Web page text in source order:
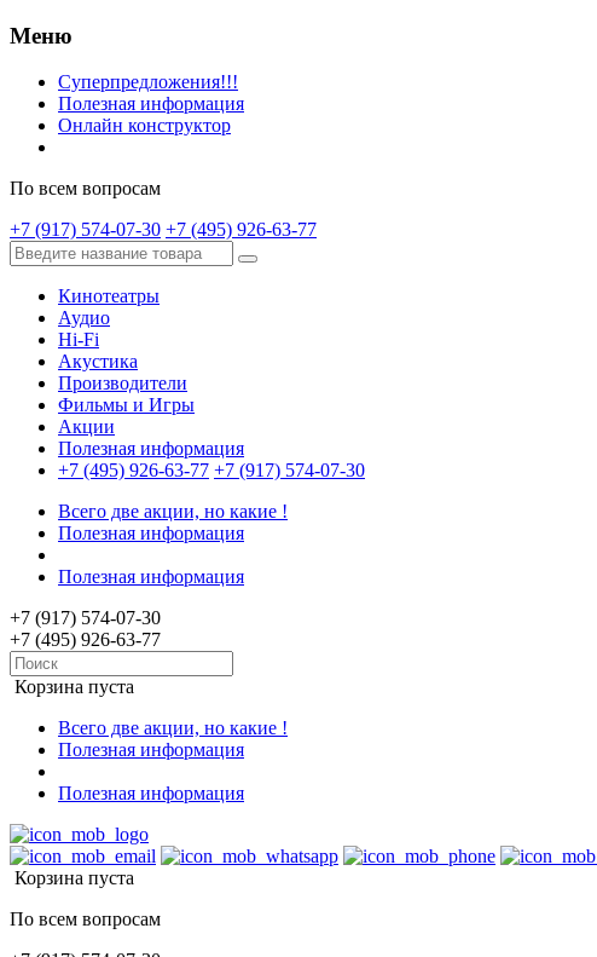
Меню
Суперпредложения!!!
Полезная информация
Онлайн конструктор
По всем вопросам
+7 (917) 574-07-30 +7 (495) 926-63-77
Кинотеатры
Аудио
Hi-Fi
Акустика
Производители
Фильмы и Игры
Акции
Полезная информация
+7 (495) 926-63-77 +7 (917) 574-07-30
Всего две акции, но какие !
Полезная информация
Полезная информация
+7 (917) 574-07-30
+7 (495) 926-63-77
Корзина пуста
Всего две акции, но какие !
Полезная информация
Полезная информация
Корзина пуста
По всем вопросам